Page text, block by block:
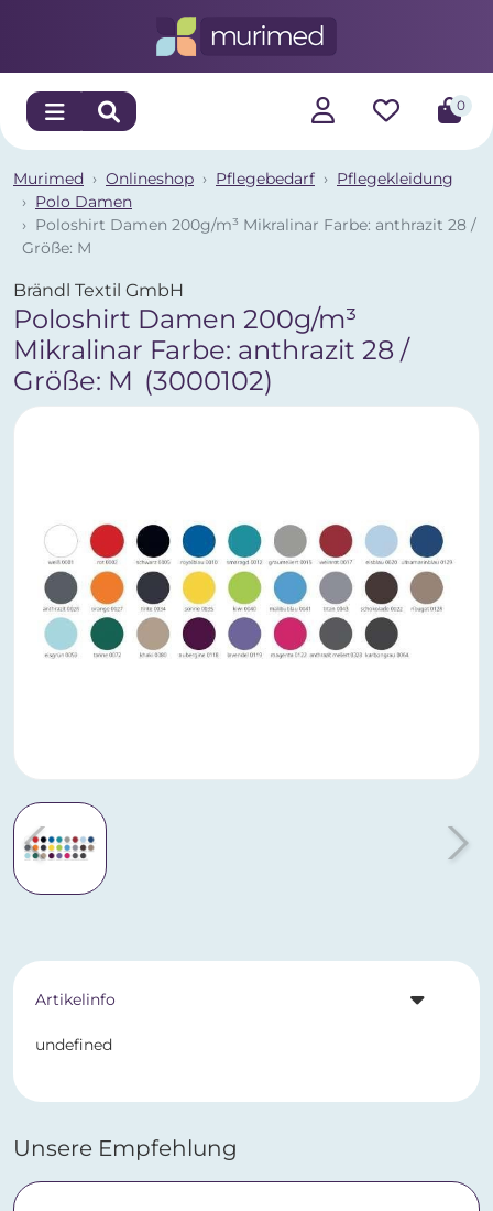
0
Murimed Onlineshop Pflegebedarf
Pflegekleidung
Polo Damen
Poloshirt Damen 200g/m³ Mikralinar Farbe: anthrazit 28 /
Größe: M
Brändl Textil GmbH
Poloshirt Damen 200g/m³
Mikralinar Farbe: anthrazit 28 /
Größe: M (3000102)
Artikelinfo
undefined
Unsere Empfehlung